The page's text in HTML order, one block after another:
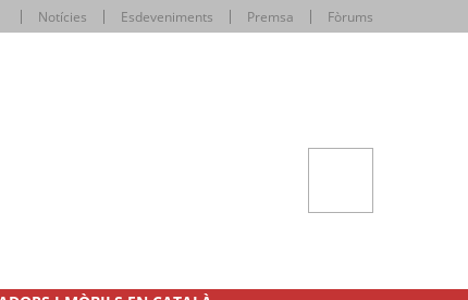
Notícies Esdeveniments Premsa Fòrums